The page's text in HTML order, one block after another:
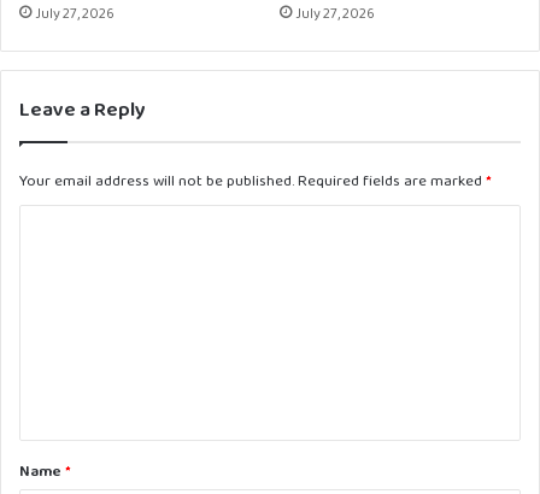
July 27, 2026 July 27, 2026
Leave a Reply
Your email address will not be published.Required fields are marked *
t
*Name *